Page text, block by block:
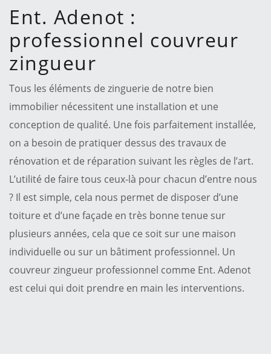
Ent. Adenot :
professionnel couvreur
zingueur
Tous les éléments de zinguerie de notre bien
immobilier nécessitent une installation et une
conception de qualité. Une fois parfaitement installée,
on a besoin de pratiquer dessus des travaux de
rénovation et de réparation suivant les règles de l’art.
L’utilité de faire tous ceux-là pour chacun d’entre nous
? Il est simple, cela nous permet de disposer d’une
toiture et d’une façade en très bonne tenue sur
plusieurs années, cela que ce soit sur une maison
individuelle ou sur un bâtiment professionnel. Un
couvreur zingueur professionnel comme Ent. Adenot
est celui qui doit prendre en main les interventions.